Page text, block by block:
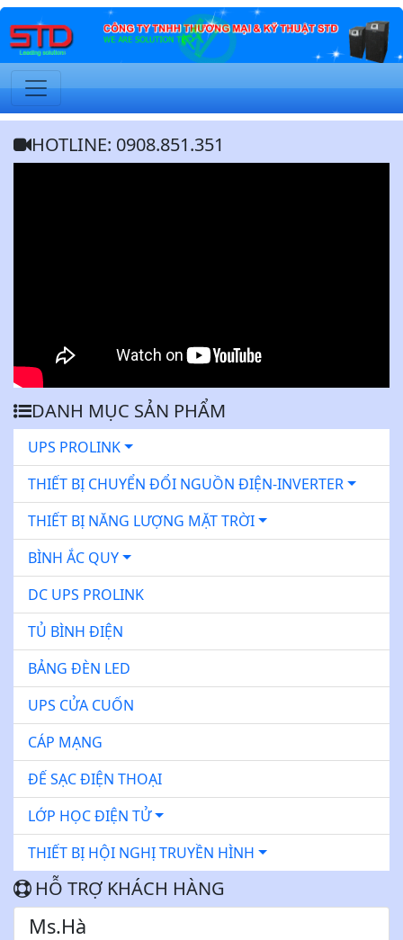
HOTLINE: 0908.851.351
DANH MỤC SẢN PHẨM
UPS PROLINK
THIẾT BỊ CHUYỂN ĐỔI NGUỒN ĐIỆN-INVERTER
THIẾT BỊ NĂNG LƯỢNG MẶT TRỜI
BÌNH ẮC QUY
DC UPS PROLINK
TỦ BÌNH ĐIỆN
BẢNG ĐÈN LED
UPS CỬA CUỐN
CÁP MẠNG
ĐẾ SẠC ĐIỆN THOẠI
LỚP HỌC ĐIỆN TỬ
THIẾT BỊ HỘI NGHỊ TRUYỀN HÌNH
HỖ TRỢ KHÁCH HÀNG
Ms.Hà